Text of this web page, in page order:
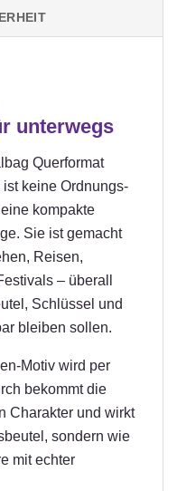
unterwegs
Querformat
keine Ordnungs-
kompakte
Sie ist gemacht
Reisen,
– überall
Schlüssel und
bleiben sollen.
Motiv wird per
bekommt die
Charakter und wirkt
sondern wie
mit echter